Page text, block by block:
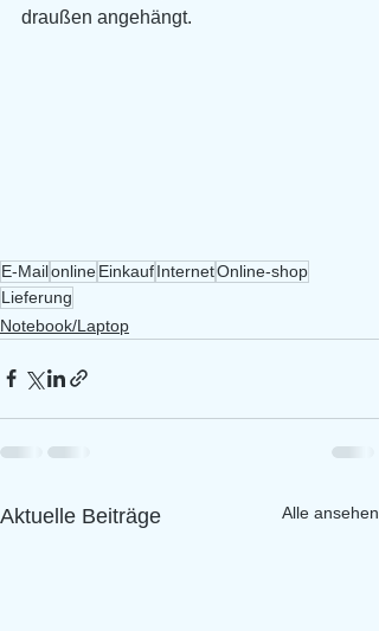
draußen angehängt.
E-MailonlineEinkaufInternetOnline-shop
Lieferung
Notebook/Laptop
Aktuelle Beiträge Alle ansehen